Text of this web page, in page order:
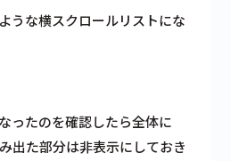
うな横スクロールリストにな
ったのを確認したら全体に
た部分は非表示にしておき